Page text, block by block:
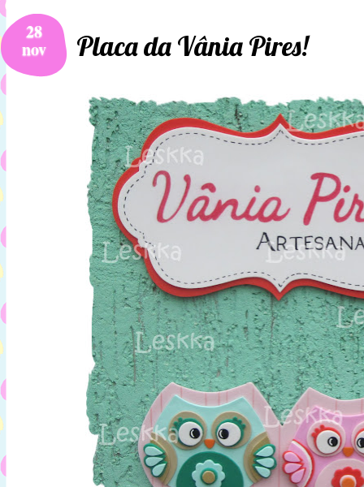
28
nov Placa da Vânia Pires!